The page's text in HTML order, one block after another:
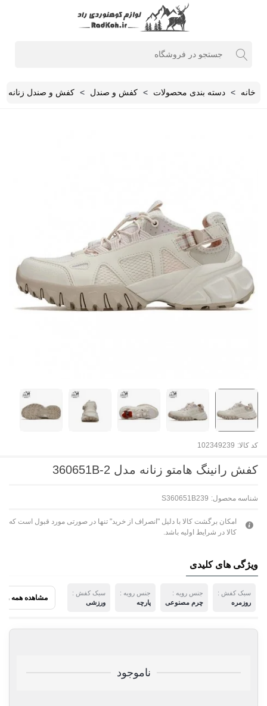
خانه > دسته بندی محصولات > کفش و صندل > کفش و صندل زنانه
کد کالا: 102349239
کفش رانینگ هامتو زنانه مدل 360651B-2
شناسه محصول: S360651B239
امکان برگشت کالا با دلیل "انصراف از خرید" تنها در صورتی مورد قبول است که
کالا در شرایط اولیه باشد.
ویژگی های کلیدی
سبک کفش :
روزمره
جنس رویه :
چرم مصنوعی
جنس رویه :
پارچه
سبک کفش :
ورزشی
مشاهده همه
ناموجود